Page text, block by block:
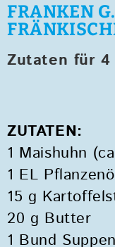
FRANKEN
Zutaten für 4
ZUTATEN:
1 Maishuhn
1 EL
15 g
20 g Butter
1 Bund